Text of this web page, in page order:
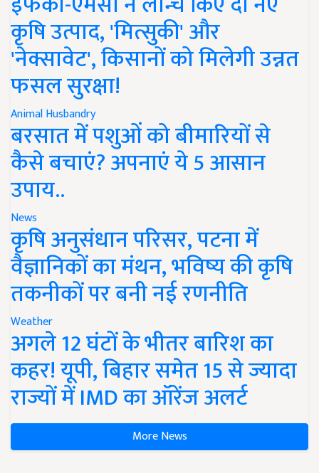
कृषि उत्पाद, 'मित्सुकी' और
'नेक्सावेट', किसानों को मिलेगी उन्नत
फसल सुरक्षा!
Animal Husbandry
बरसात में पशुओं को बीमारियों से
कैसे बचाएं? अपनाएं ये 5 आसान
उपाय..
News
कृषि अनुसंधान परिसर, पटना में
वैज्ञानिकों का मंथन, भविष्य की कृषि
तकनीकों पर बनी नई रणनीति
Weather
अगले 12 घंटों के भीतर बारिश का
कहर! यूपी, बिहार समेत 15 से ज्यादा
राज्यों में IMD का ऑरेंज अलर्ट
More News